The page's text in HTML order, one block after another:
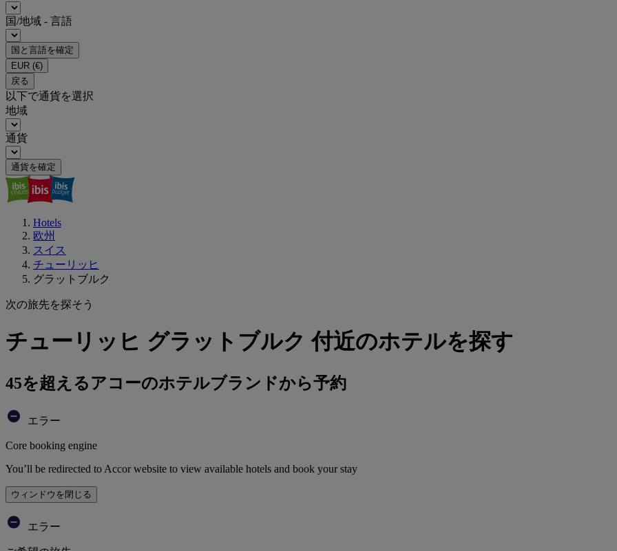
国/地域 - 言語
国と言語を確定
EUR (€)
戻る
以下で通貨を選択
地域
通貨
通貨を確定
Hotels
欧州
スイス
チューリッヒ
グラットブルク
次の旅先を探そう
チューリッヒ グラットブルク 付近のホテルを探す
45を超えるアコーのホテルブランドから予約
エラー
Core booking engine
You’ll be redirected to Accor website to view available hotels and book your stay
ウィンドウを閉じる
エラー